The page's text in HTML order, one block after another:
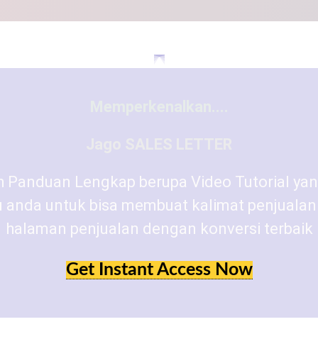
Panduan Lengkap berupa Video Tutorial
anda untuk bisa membuat kalimat
halaman penjualan dengan konversi terbaik
Get Instant Access Now